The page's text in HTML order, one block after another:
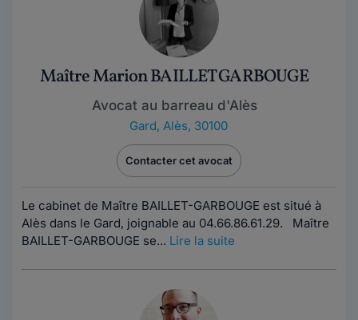
Maître Marion BAILLET GARBOUGE
Avocat au barreau d'Alès
Gard, Alès, 30100
Contacter cet avocat
Le cabinet de Maître BAILLET-GARBOUGE est situé à
Alès dans le Gard, joignable au 04.66.86.61.29. Maître
BAILLET-GARBOUGE se... Lire la suite